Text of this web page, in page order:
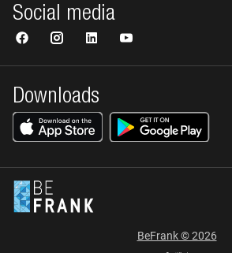
Downloads
Social media
BeFrank © 2026